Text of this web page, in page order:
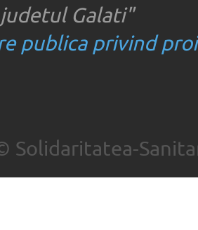
Galati"
publica privind
Solidaritatea-